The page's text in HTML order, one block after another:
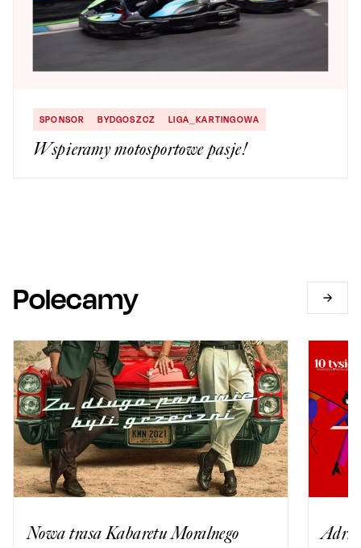
SPONSOR BYDGOSZCZ LIGA_KARTINGOWA
Wspieramy motosportowe pasje!
Polecamy
Nowa trasa Kabaretu Moralnego
Adria